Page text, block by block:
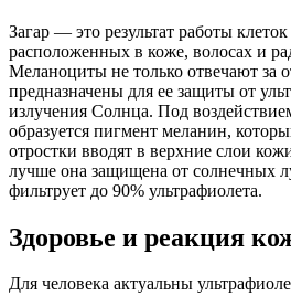
Загар — это результат работы
расположенных в коже, волосах и
Меланоциты не только отвечают за
предназначены для ее защиты от
излучения Солнца. Под
образуется пигмент меланин,
отростки вводят в верхние слои
лучше она защищена от солнечных
фильтрует до 90% ультрафиолета.
Здоровье и реакция
Для человека актуальны